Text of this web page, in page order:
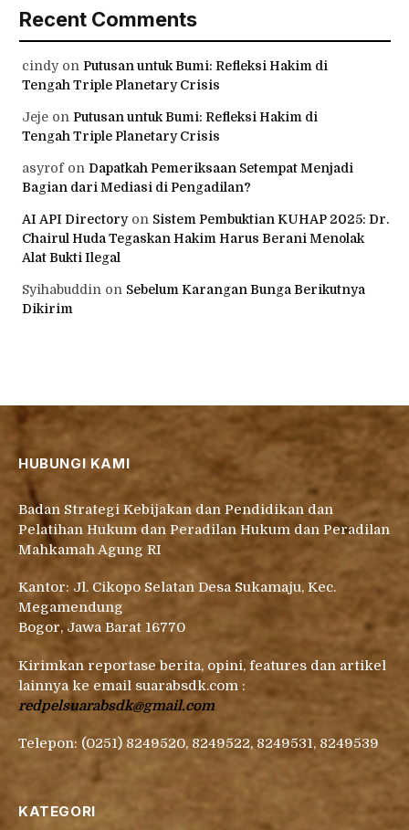
Recent Comments
cindyon Putusan untuk Bumi: Refleksi Hakim di
Tengah Triple Planetary Crisis
Jeje on Putusan untuk Bumi: Refleksi Hakim di
Tengah Triple Planetary Crisis
asyrofon Dapatkah Pemeriksaan Setempat Menjadi
Bagian dari Mediasi di Pengadilan?
AI API Directoryon Sistem Pembuktian KUHAP 2025: Dr.
Chairul Huda Tegaskan Hakim Harus Berani Menolak
Alat Bukti Ilegal
Syihabuddin on Sebelum Karangan Bunga Berikutnya
Dikirim
HUBUNGI KAMI
Badan Strategi Kebijakan dan Pendidikan dan
Pelatihan Hukum dan Peradilan Hukum dan Peradilan
Mahkamah Agung RI
Kantor: Jl. Cikopo Selatan Desa Sukamaju, Kec.
Megamendung
Bogor, Jawa Barat 16770
Kirimkan reportase berita, opini, features dan artikel
lainnya ke email suarabsdk.com :
redpelsuarabsdk@gmail.com
Telepon: (0251) 8249520, 8249522, 8249531, 8249539
KATEGORI